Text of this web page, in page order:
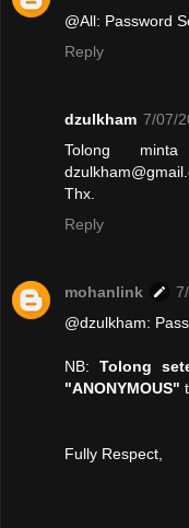
@All: Password
Reply
dzulkham 7/07/
Tolong
Thx.
Reply
mohanlink
@dzulkham:
NB:Tolong
"ANONYMOUS"
Fully Respect,